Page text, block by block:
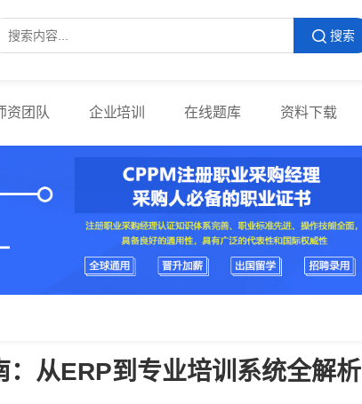
搜索
资团队 企业培训 在线题库 资料下载
从ERP到专业培训系统全解析